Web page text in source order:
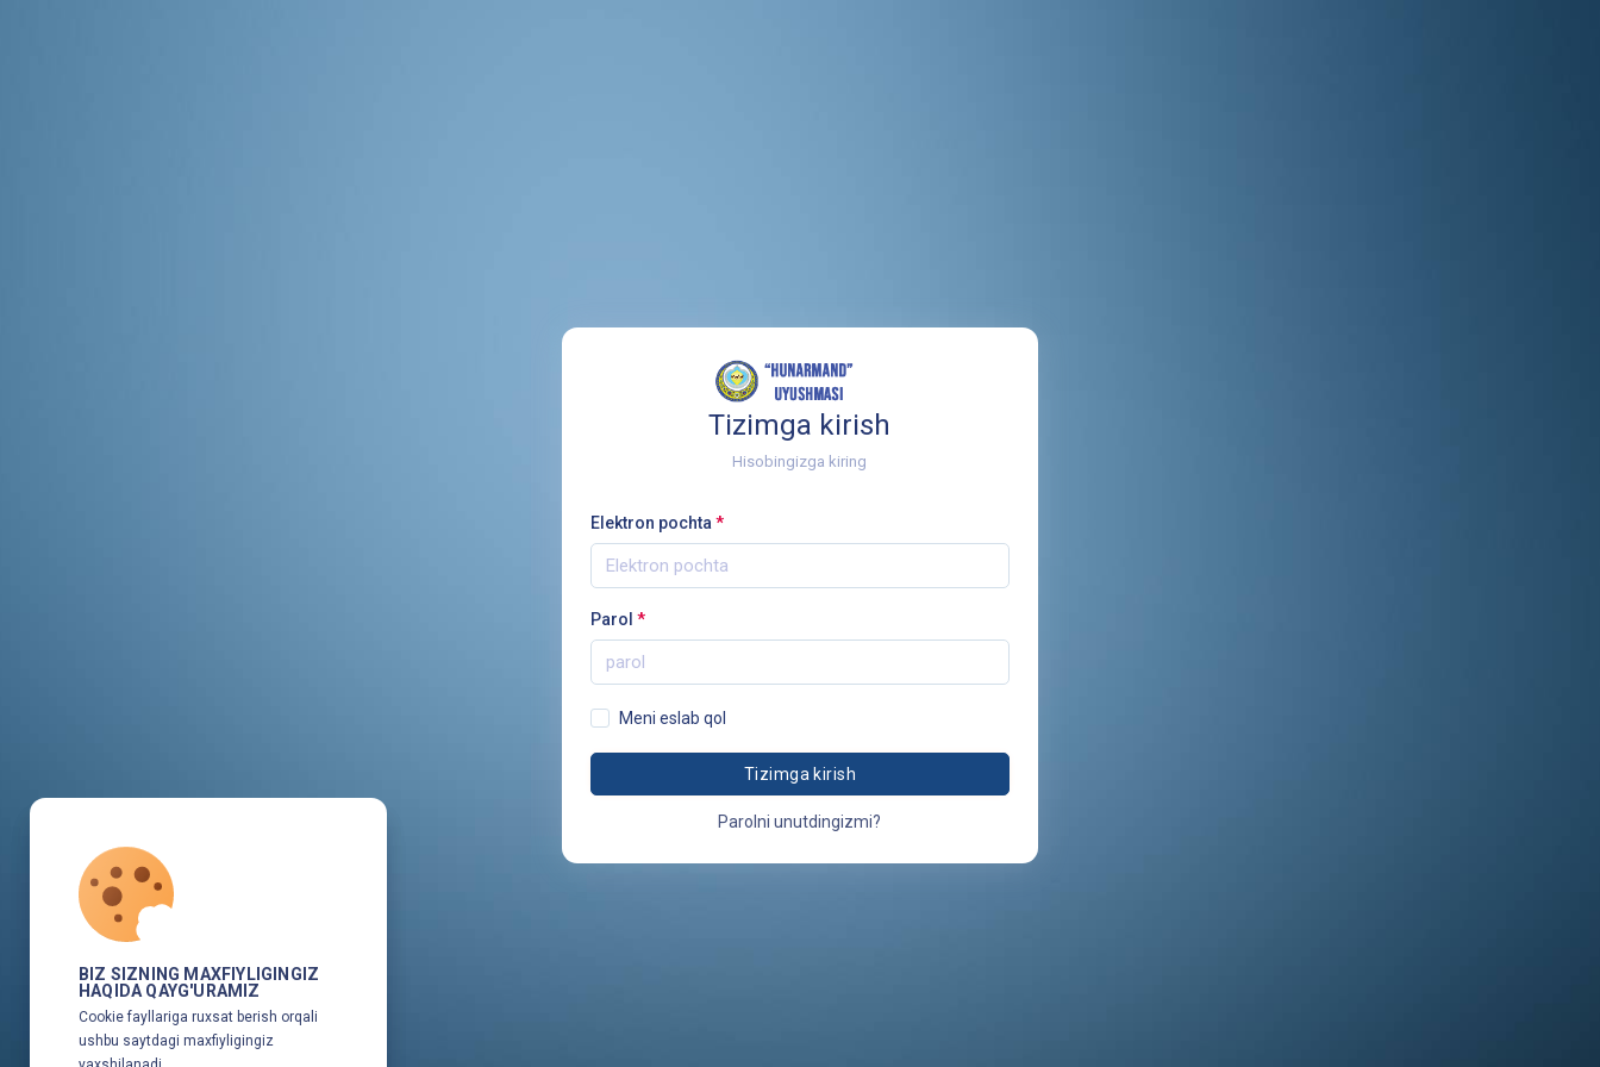
Tizimga kirish
Hisobingizga kiring
Elektron pochta *
Parol *
Meni eslab qol
Tizimga kirish
Parolni unutdingizmi?
BIZ SIZNING MAXFIYLIGINGIZ
HAQIDA QAYG'URAMIZ
Cookie fayllariga ruxsat berish orqali
ushbu saytdagi maxfiyligingiz